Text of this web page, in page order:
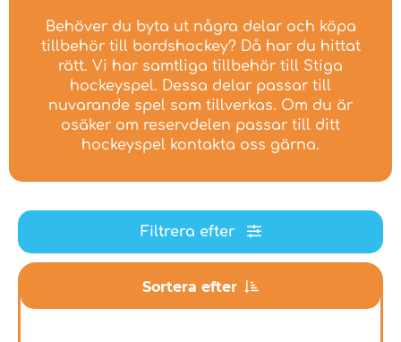
Behöver du byta ut några delar och köpa
tillbehör till bordshockey? Då har du hittat
rätt. Vi har samtliga tillbehör till Stiga
hockeyspel. Dessa delar passar till
nuvarande spel som tillverkas. Om du är
osäker om reservdelen passar till ditt
hockeyspel kontakta oss gärna.
Filtrera efter
Sortera efter